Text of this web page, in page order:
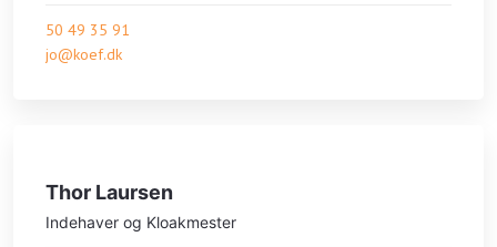
50 49 35 91
jo@koef.dk
Thor Laursen
Indehaver og Kloakmester